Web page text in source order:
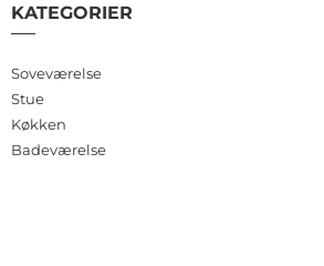
KATEGORIER
Soveværelse
Stue
Køkken
Badeværelse